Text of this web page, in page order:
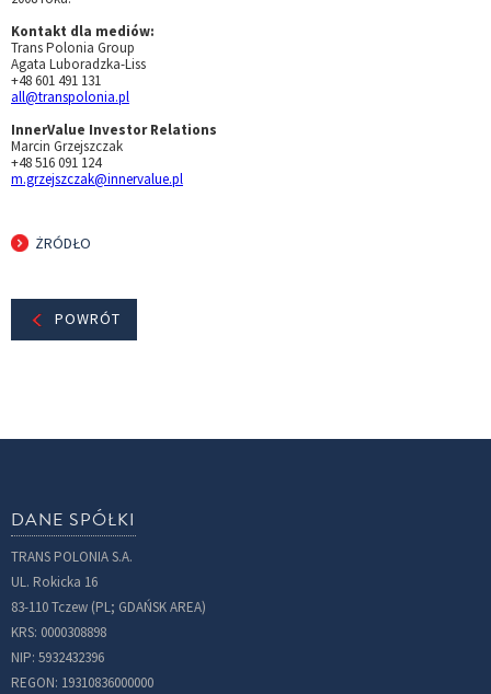
Kontakt dla mediów:
Trans Polonia Group
Agata Luboradzka-Liss
+48 601 491 131
all@transpolonia.pl
InnerValue Investor Relations
Marcin Grzejszczak
+48 516 091 124
m.grzejszczak@innervalue.pl
ŻRÓDŁO
POWRÓT
DANE SPÓŁKI
TRANS POLONIA S.A.
UL. Rokicka 16
83-110 Tczew (PL; GDAŃSK AREA)
KRS: 0000308898
NIP: 5932432396
REGON: 19310836000000